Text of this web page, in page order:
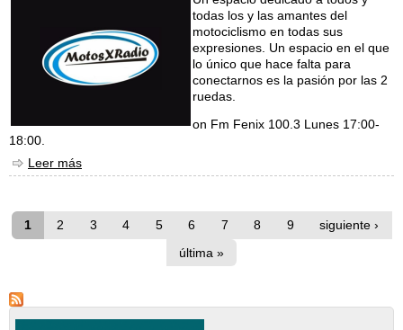
todas los y las amantes del
motociclismo en todas sus
expresiones. Un espacio en el que
lo único que hace falta para
conectarnos es la pasión por las 2
ruedas.
on Fm Fenix 100.3 Lunes 17:00-
18:00.
Leer más
Páginas
1 2 3 4 5 6 7 8 9
siguiente ›
última »